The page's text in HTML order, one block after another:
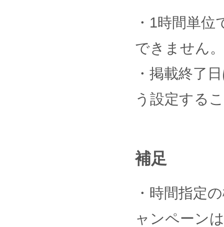
・1時間単
できません。
・掲載終了
う設定する
補足
・時間指定
ャンペーン